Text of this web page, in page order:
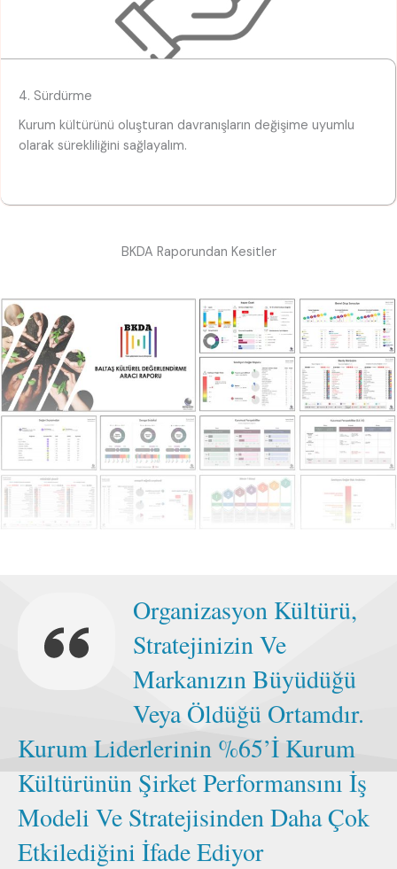
4. Sürdürme
Kurum kültürünü oluşturan davranışların değişime uyumlu
olarak sürekliliğini sağlayalım.
BKDA Raporundan Kesitler
Organizasyon Kültürü,
Stratejinizin Ve
Markanızın Büyüdüğü
Veya Öldüğü Ortamdır.
Kurum Liderlerinin %65’İ Kurum
Kültürünün Şirket Performansını İş
Modeli Ve Stratejisinden Daha Çok
Etkilediğini İfade Ediyor